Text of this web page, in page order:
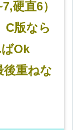
硬直6）
C版なら
Ok
後重ねな